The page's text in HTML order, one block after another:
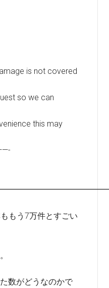
is not covered
so we can
this may
もう7万件とすごい
数がどうなのかで